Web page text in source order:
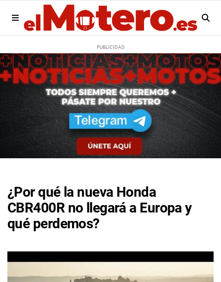
¿Por qué la nueva Honda
CBR400R no llegará a Europa y
qué perdemos?